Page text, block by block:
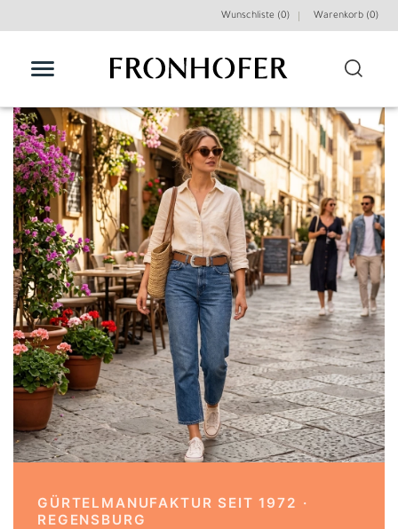
Wunschliste (0) Warenkorb (0)
GÜRTELMANUFAKTUR SEIT 1972 ·
REGENSBURG